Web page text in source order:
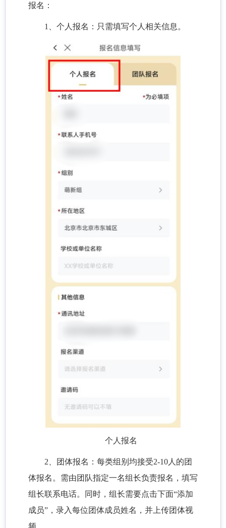
报名：
1、个人报名：只需填写个人相关信息。
个人报名
2、团体报名：每类组别均接受2-10人的团
体报名。需由团队指定一名组长负责报名，填写
组长联系电话。同时，组长需要点击下面“添加
成员”，录入每位团体成员姓名，并上传团体视
频。